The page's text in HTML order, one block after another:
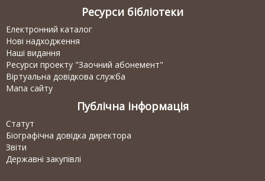
Ресурси бібліотеки
Електронний каталог
Нові надходження
Наші видання
Ресурси проекту "Заочний абонемент"
Віртуальна довідкова служба
Мапа сайту
Публічна інформація
Статут
Біографічна довідка директора
Звіти
Державні закупівлі